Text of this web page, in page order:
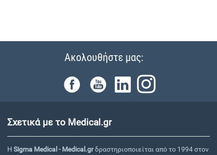
Ακολουθήστε μας:
Σχετικά με το Medical.gr
Η Sigma Medical - Medical.grδραστηριοποιείται από το 1994 στον